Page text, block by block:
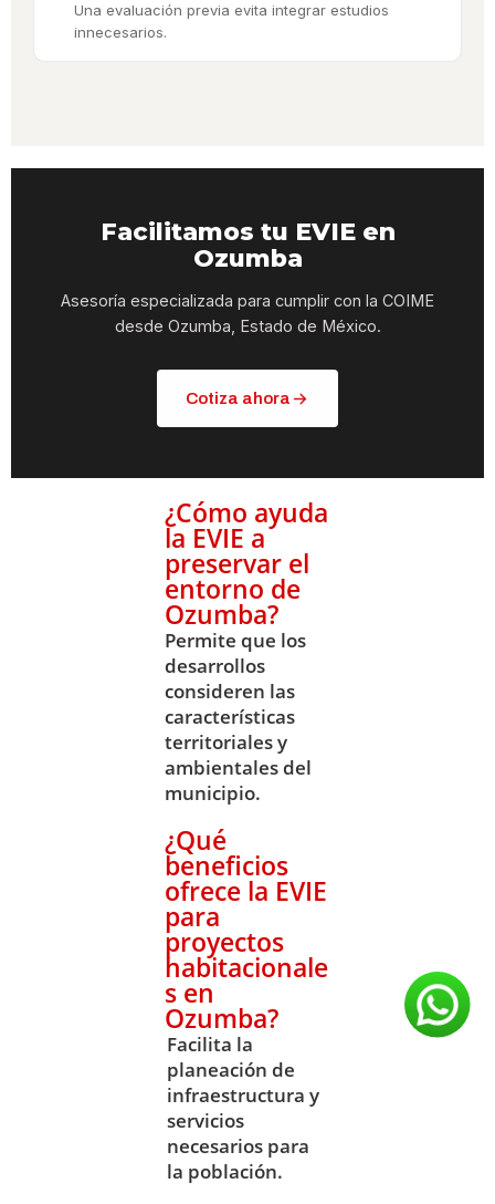
Una evaluación previa evita integrar estudios
innecesarios.
Facilitamos tu EVIE en
Ozumba
Asesoría especializada para cumplir con la COIME
desde Ozumba, Estado de México.
Cotiza ahora
¿Cómo ayuda
la EVIE a
preservar el
entorno de
Ozumba?
Permite que los
desarrollos
consideren las
características
territoriales y
ambientales del
municipio.
¿Qué
beneficios
ofrece la EVIE
para
proyectos
habitacionale
s en
Ozumba?
Facilita la
planeación de
infraestructura y
servicios
necesarios para
la población.